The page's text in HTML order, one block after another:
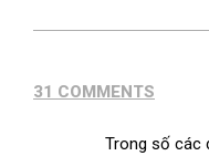
31 COMMENTS
Trong số các